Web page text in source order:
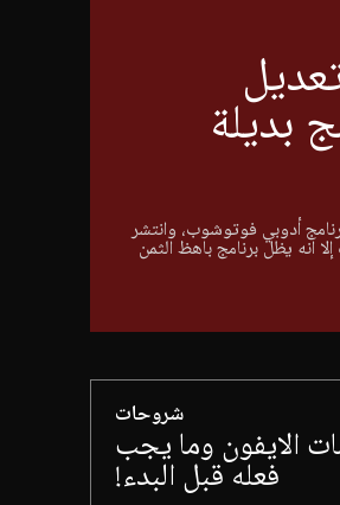
بديلة
أدوبي فوتوشوب، وانتشر
انه يظل برنامج باهظ الثمن
شروحات
الايفون وما يجب
فعله قبل البدء!